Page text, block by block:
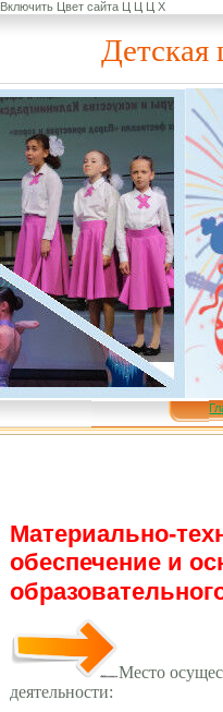
Включить Цвет сайта Ц Ц Ц Х
Детская
Материально-
обеспечение и
Место
деятельности: